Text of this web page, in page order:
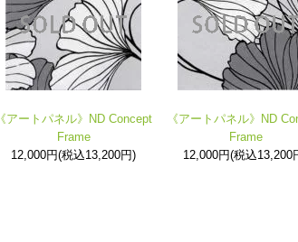
《アートパネル》ND Concept
Frame
12,000円(税込13,200円)
《アートパネル》ND
Frame
12,000円(税込13,200